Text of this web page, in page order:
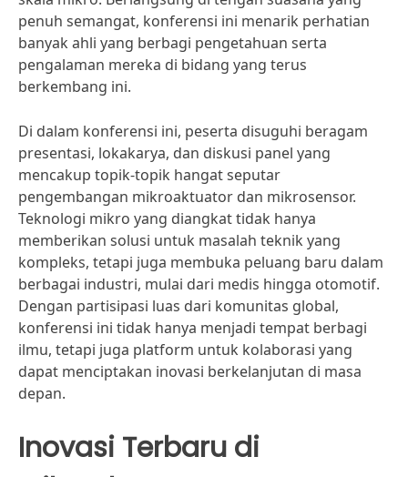
penuh semangat, konferensi ini menarik perhatian
banyak ahli yang berbagi pengetahuan serta
pengalaman mereka di bidang yang terus
berkembang ini.
Di dalam konferensi ini, peserta disuguhi beragam
presentasi, lokakarya, dan diskusi panel yang
mencakup topik-topik hangat seputar
pengembangan mikroaktuator dan mikrosensor.
Teknologi mikro yang diangkat tidak hanya
memberikan solusi untuk masalah teknik yang
kompleks, tetapi juga membuka peluang baru dalam
berbagai industri, mulai dari medis hingga otomotif.
Dengan partisipasi luas dari komunitas global,
konferensi ini tidak hanya menjadi tempat berbagi
ilmu, tetapi juga platform untuk kolaborasi yang
dapat menciptakan inovasi berkelanjutan di masa
depan.
Inovasi Terbaru di